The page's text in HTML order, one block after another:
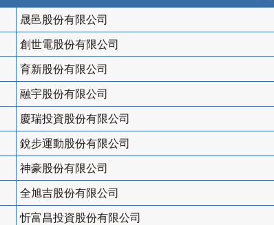
晟邑股份有限公司
創世電股份有限公司
育新股份有限公司
融宇股份有限公司
慶瑞投資股份有限公司
銳步運動股份有限公司
神豪股份有限公司
全旭吉股份有限公司
忻富昌投資股份有限公司